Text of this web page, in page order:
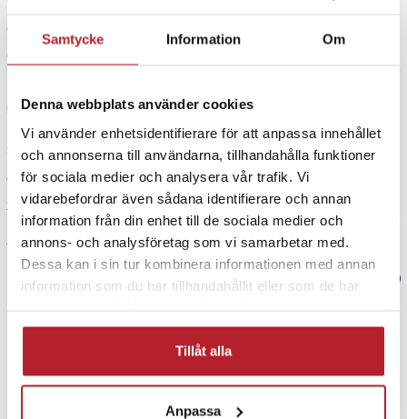
Samtycke Information Om
Denna webbplats använder cookies
Vi använder enhetsidentifierare för att anpassa innehållet
och annonserna till användarna, tillhandahålla funktioner
för sociala medier och analysera vår trafik. Vi
vidarebefordrar även sådana identifierare och annan
information från din enhet till de sociala medier och
annons- och analysföretag som vi samarbetar med.
Dessa kan i sin tur kombinera informationen med annan
information som du har tillhandahållit eller som de har
Tillåt alla
Anpassa
Översatt från norska
Visa original
6 månader sedan
KN Kjellfred N
Slutade arbeta efter 3-4 veckor
Översatt från norska•Visa original
2 år sedan
Visa fler recensioner
Verified by Trustvoice
PRISGARANTI
UTFÖRSÄLJNING